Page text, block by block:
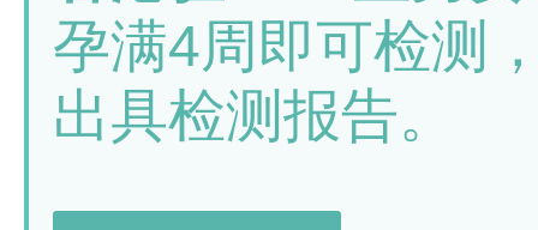
孕满4周即可检测
出具检测报告。